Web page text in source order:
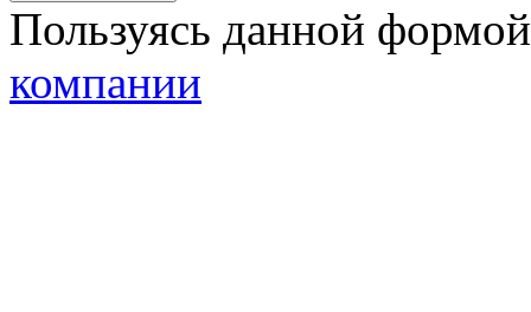
Пользуясь данной
компании